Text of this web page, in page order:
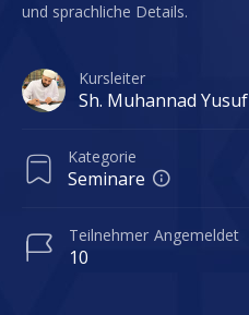
und sprachliche Details.
Kursleiter
Sh. Muhannad Yusuf
Kategorie
Seminare
10
Teilnehmer Angemeldet